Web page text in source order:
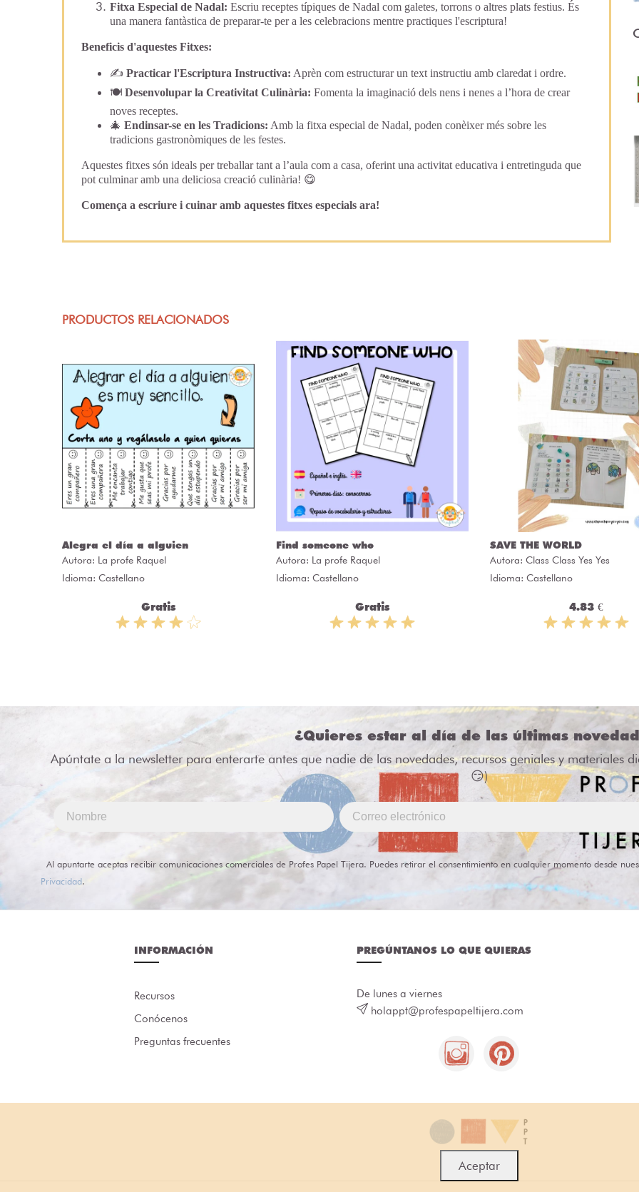
Fitxa Especial de Nadal: Escriu receptes típiques de Nadal com galetes, torrons o altres plats festius. És
una manera fantàstica de preparar-te per a les celebracions mentre practiques l'escriptura!
Beneficis d'aquestes Fitxes:
✍ Practicar l'Escriptura Instructiva: Aprèn com estructurar un text instructiu amb claredat i ordre.
🍽️ Desenvolupar la Creativitat Culinària: Fomenta la imaginació dels nens i nenes a l’hora de crear
noves receptes.
🎄 Endinsar-se en les Tradicions: Amb la fitxa especial de Nadal, poden conèixer més sobre les
tradicions gastronòmiques de les festes.
Aquestes fitxes són ideals per treballar tant a l’aula com a casa, oferint una activitat educativa i entretinguda que
pot culminar amb una deliciosa creació culinària! 😋
Comença a escriure i cuinar amb aquestes fitxes especials ara!
PRODUCTOS RELACIONADOS
Alegra el día a alguien
Autora: La profe Raquel
Idioma: Castellano
Gratis
Find someone who
Autora: La profe Raquel
Idioma: Castellano
Gratis
SAVE THE WORLD
Autora: Class Class Yes Yes
Idioma: Castellano
4.83 €
¿Quieres estar al día de las últimas
Apúntate a la newsletter para enterarte antes que nadie de las novedades, recursos geniales y materiales
😏)
Al apuntarte aceptas recibir comunicaciones comerciales de Profes Papel Tijera. Puedes retirar el consentimiento en cualquier momento desde
Privacidad.
INFORMACIÓN
Recursos
Conócenos
Preguntas frecuentes
PREGÚNTANOS LO QUE QUIERAS
De lunes a viernes
holappt@profespapeltijera.com
Aceptar